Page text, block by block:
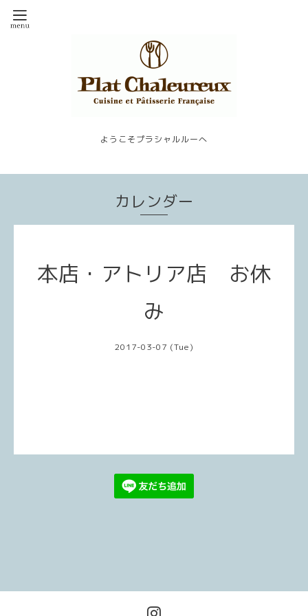
ようこそプラシャルルーへ
カレンダー
本店・アトリア店 お休
み
2017-03-07 (Tue)